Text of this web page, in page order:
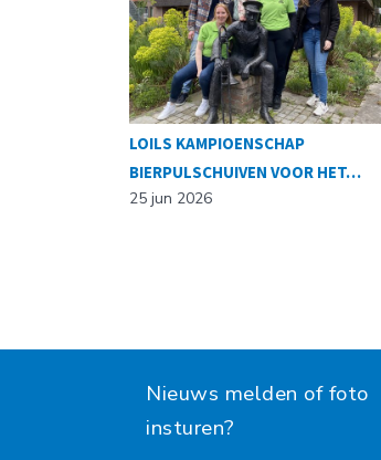
LOILS KAMPIOENSCHAP
BIERPULSCHUIVEN VOOR HET…
25 jun 2026
Nieuws melden of foto
insturen?